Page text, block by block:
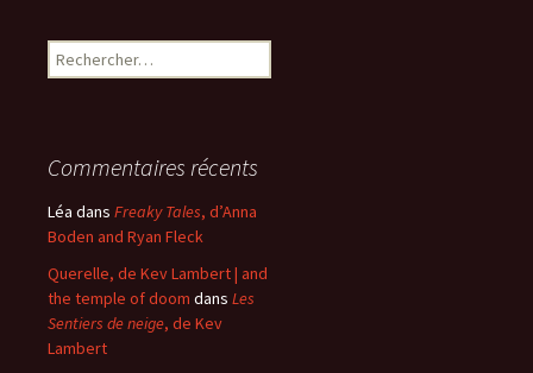
Rechercher :
Commentaires récents
Léa dans Freaky Tales, d’Anna
Boden and Ryan Fleck
Querelle, de Kev Lambert | and
the temple of doom dans Les
Sentiers de neige, de Kev
Lambert